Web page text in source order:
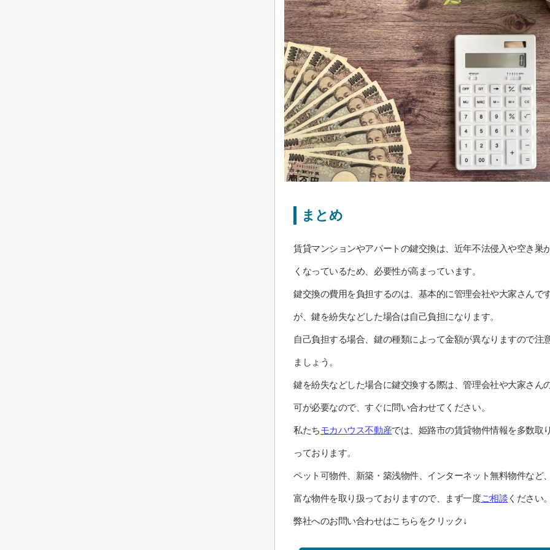
まとめ
賃貸マンションやアパートの鍵交換は、近年不法侵入や空き巣
くなっているため、必要性が高まっています。
鍵交換の費用を負担するのは、基本的に管理会社や大家さんで
が、鍵を紛失などした場合は自己負担になります。
自己負担する場合、鍵の種類によって金額が異なりますので注
ましょう。
鍵を紛失などした場合に鍵交換する際は、管理会社や大家さん
可が必要なので、すぐに問い合わせてください。
私たちモカハウス不動産では、姫路市の賃貸物件情報を多数取
っております。
ペット可物件、新築・築浅物件、インターネット無料物件など
富な物件を取り扱っておりますので、まず一度ご相談 ください
弊社へのお問い合わせはこちらをクリック↓